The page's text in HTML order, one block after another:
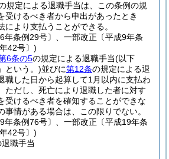
規定による退職手当は、この条例の規
受けるべき者から申出があったとき
により支払うことができる。
年条例29号〕、一部改正〔平成9年条
42号〕)
6条の5の規定による退職手当(以下
という。)並びに第12条の規定による退
職した日から起算して1月以内に支払わ
ただし、死亡により退職した者に対す
受けるべき者を確知することができな
事情がある場合は、この限りでない。
年条例76号〕、一部改正〔平成19年条
42号〕)
職手当